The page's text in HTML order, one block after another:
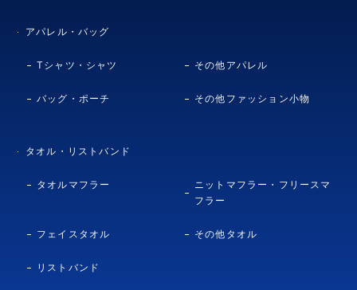
アパレル・バッグ
Tシャツ・シャツ その他アパレル
バッグ・ポーチ その他ファッション小物
タオル・リストバンド
タオルマフラー
ニットマフラー・フリースマ
フラー
フェイスタオル その他タオル
リストバンド